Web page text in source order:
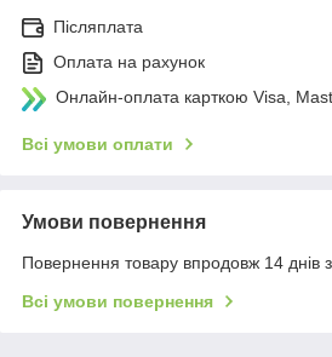
Післяплата
Оплата на рахунок
Онлайн-оплата карткою Visa,
Всі умови оплати
Умови повернення
Повернення товару впродовж 14 днів
Всі умови повернення